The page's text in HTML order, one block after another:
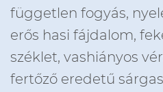
független fogyás,
erős hasi fájdalom,
széklet, vashiányos
fertőző eredetű